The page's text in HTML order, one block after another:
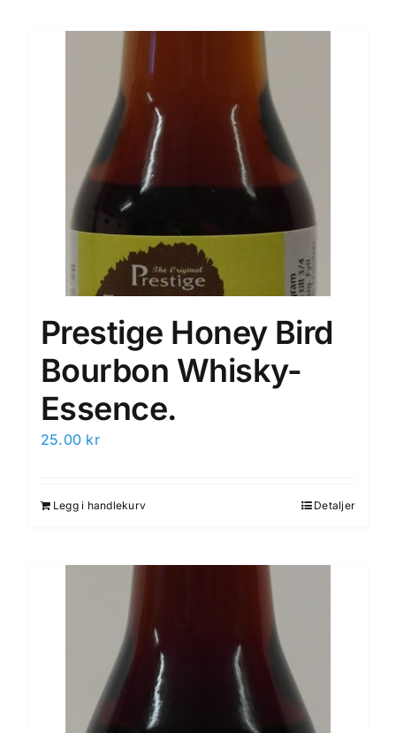
Prestige Honey Bird
Bourbon Whisky-
Essence.
25.00 kr
Legg i handlekurv Detaljer